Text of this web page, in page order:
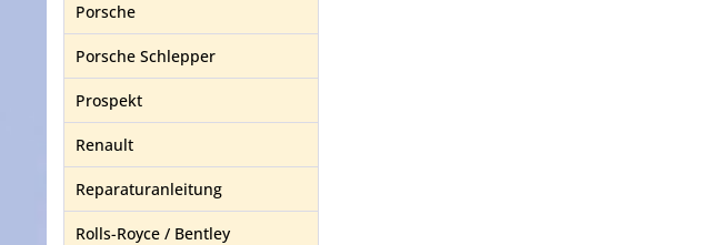
Porsche
Porsche Schlepper
Prospekt
Renault
Reparaturanleitung
Rolls-Royce / Bentley